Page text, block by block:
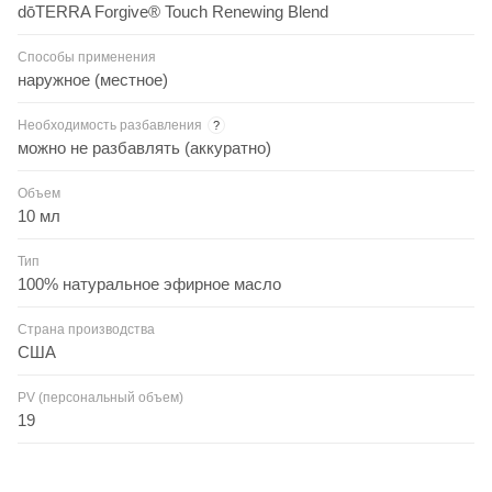
dōTERRA Forgive® Touch Renewing Blend
Способы применения
наружное (местное)
Необходимость разбавления ?
можно не разбавлять (аккуратно)
Объем
10 мл
Тип
100% натуральное эфирное масло
Страна производства
США
PV (персональный объем)
19